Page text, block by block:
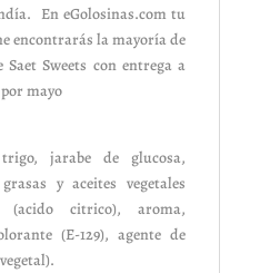
En eGolosinas.com tu
encontrarás la mayoría de
Sweets con entrega a
mayo
trigo, jarabe de glucosa,
y aceites vegetales
(acido citrico), aroma,
(E-129), agente de